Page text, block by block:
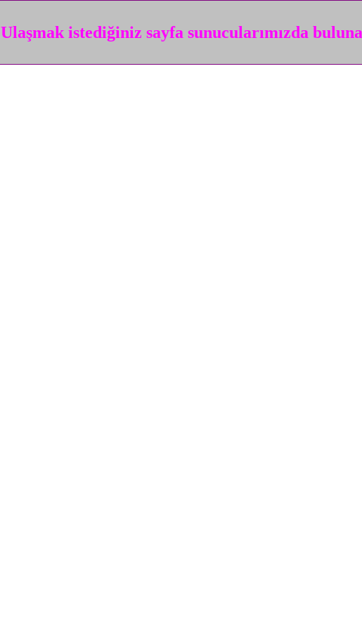
Ulaşmak istediğiniz sayfa sunucularımızda